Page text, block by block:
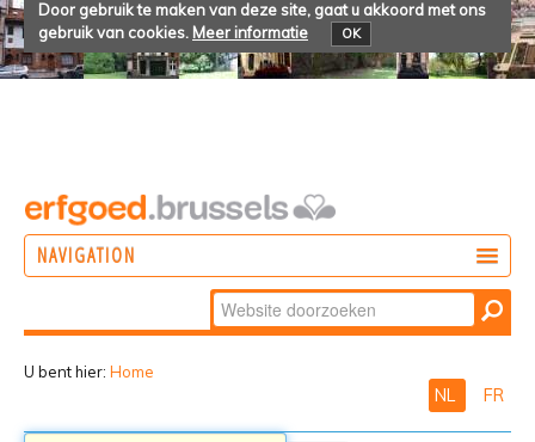
Door gebruik te maken van deze site, gaat u akkoord met ons
gebruik van cookies. Meer informatie OK
NAVIGATION
Zoek
Geavanceerd
U bent hier: Home
NL FR